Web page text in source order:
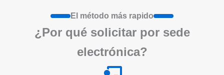
El método más rapido
¿Por qué solicitar por sede
electrónica?